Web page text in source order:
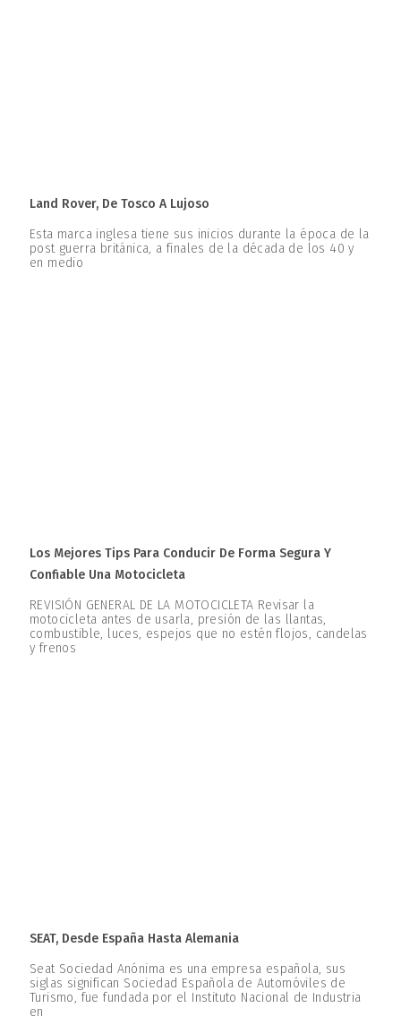
Land Rover, De Tosco A Lujoso
Esta marca inglesa tiene sus inicios durante la época de la
post guerra británica, a finales de la década de los 40 y
en medio
Los Mejores Tips Para Conducir De Forma Segura Y
Confiable Una Motocicleta
REVISIÓN GENERAL DE LA MOTOCICLETA Revisar la
motocicleta antes de usarla, presión de las llantas,
combustible, luces, espejos que no estén flojos, candelas
y frenos
SEAT, Desde España Hasta Alemania
Seat Sociedad Anónima es una empresa española, sus
siglas significan Sociedad Española de Automóviles de
Turismo, fue fundada por el Instituto Nacional de Industria
en